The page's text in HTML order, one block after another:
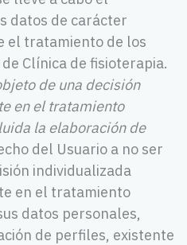
datos de carácter
el tratamiento de los
Clínica de fisioterapia.
de una decisión
en el tratamiento
la elaboración de
del Usuario a no ser
individualizada
en el tratamiento
datos personales,
de perfiles, existente